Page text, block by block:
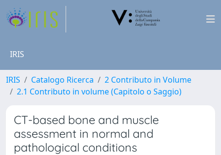
IRIS
IRIS Catalogo Ricerca
2 Contributo in Volume
2.1 Contributo in volume (Capitolo o Saggio)
CT-based bone and muscle
assessment in normal and
pathological conditions